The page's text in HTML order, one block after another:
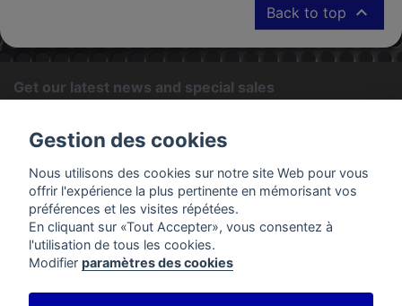
Back to top 
Get our latest news and special sales
find our contact info in the legal notice.
PRODUCTS
Gestion des cookies
Nous utilisons des cookies sur notre site Web pour vous
offrir l'expérience la plus pertinente en mémorisant vos
préférences et les visites répétées.
En cliquant sur «Tout Accepter», vous consentez à
l'utilisation de tous les cookies.
Modifier paramètres des cookies